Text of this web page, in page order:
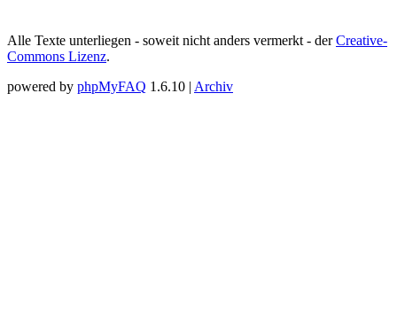
Alle Texte unterliegen - soweit nicht anders vermerkt - derCreative-
Commons Lizenz.
powered by phpMyFAQ 1.6.10 | Archiv